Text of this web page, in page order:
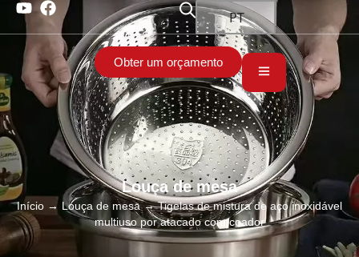
PT
Obter um orçamento
Louça de mesa
Início → Louça de mesa→ Tigelas de mistura de aço inoxidável
multiuso por atacado com coador